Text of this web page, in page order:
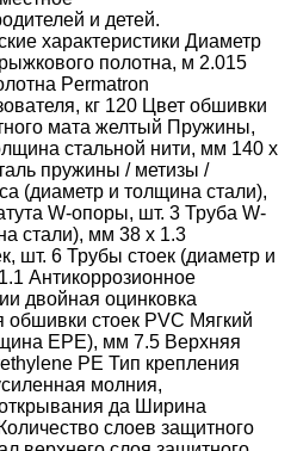
и детей.
характеристики Диаметр
полотна, м 2.015
Permatron
кг 120 Цвет обшивки
мата желтый Пружины,
стальной нити, мм 140 x
пружины / метизы /
(диаметр и толщина стали),
W-опоры, шт. 3 Труба W-
стали), мм 38 x 1.3
шт. 6 Трубы стоек (диаметр и
Антикоррозионное
двойная оцинковка
стоек PVC Мягкий
EPE), мм 7.5 Верхняя
PE Тип крепления
молния,
да Ширина
слоев защитного